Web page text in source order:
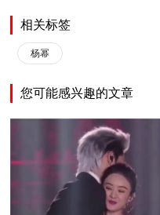
相关标签
杨幂
您可能感兴趣的文章